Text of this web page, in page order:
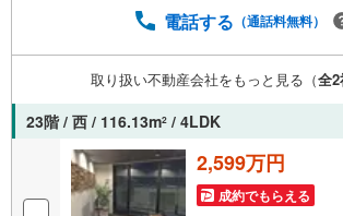
事前にご予約頂きましたら営業時間外
動産業者間で不動産情報が共有されて
全域や、その他隣接エリアでもご内覧
根営業所】○地下鉄名城線、JR中央線
○お子様が遊べるキッズスペースあり○
電話する （通話料無料）
取り扱い不動産会社をもっと見る（全2
23階 / 西 / 116.13m2 / 4LDK
2,599万円
成約でもらえる